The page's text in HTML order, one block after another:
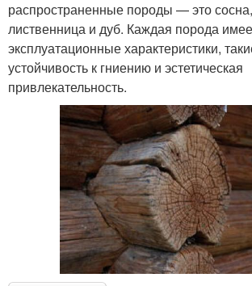
распространенные породы — это
лиственница и дуб. Каждая порода
эксплуатационные характеристики,
устойчивость к гниению и эстетическая
привлекательность.